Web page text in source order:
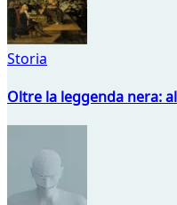
Storia
Oltre la leggenda nera: